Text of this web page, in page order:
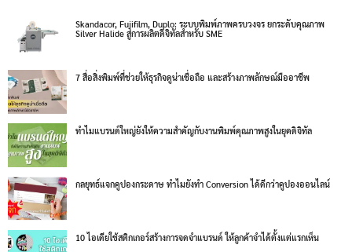
Skandacor, Fujifilm, Duplo: ระบบพิมพ์ภาพครบวงจร ยกระดับคุณภาพ
Silver Halide สู่การผลิตดิจิทัลสำหรับ SME
7 สื่อสิ่งพิมพ์ที่ช่วยให้ธุรกิจดูน่าเชื่อถือ และสร้างภาพลักษณ์มืออาชีพ
ทำไมแบรนด์ใหญ่ยังให้ความสำคัญกับงานพิมพ์คุณภาพสูงในยุคดิจิทัล
กลยุทธ์แจกคูปองกระดาษ ทำไมยังทำ Conversion ได้ดีกว่าคูปองออนไลน์
10 ไอเดียใช้สติกเกอร์สร้างการจดจำแบรนด์ ให้ลูกค้าจำได้ตั้งแต่แรกเห็น